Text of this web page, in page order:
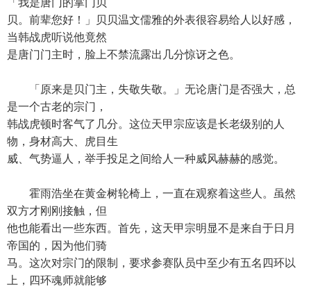
「我是唐门的掌门贝
贝。前辈您好！」贝贝温文儒雅的外表很容易给人以好感，
当韩战虎听说他竟然
是唐门门主时，脸上不禁流露出几分惊讶之色。
「原来是贝门主，失敬失敬。」无论唐门是否强大，总
是一个古老的宗门，
韩战虎顿时客气了几分。这位天甲宗应该是长老级别的人
物，身材高大、虎目生
威、气势逼人，举手投足之间给人一种威风赫赫的感觉。
霍雨浩坐在黄金树轮椅上，一直在观察着这些人。虽然
双方才刚刚接触，但
他也能看出一些东西。首先，这天甲宗明显不是来自于日月
帝国的，因为他们骑
马。这次对宗门的限制，要求参赛队员中至少有五名四环以
上，四环魂师就能够